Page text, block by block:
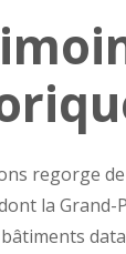
regorge
la Grand-